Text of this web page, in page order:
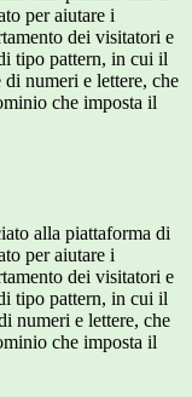
per aiutare i
dei visitatori e
tipo pattern, in cui il
di numeri e lettere, che
che imposta il
alla piattaforma di
per aiutare i
dei visitatori e
tipo pattern, in cui il
numeri e lettere, che
che imposta il